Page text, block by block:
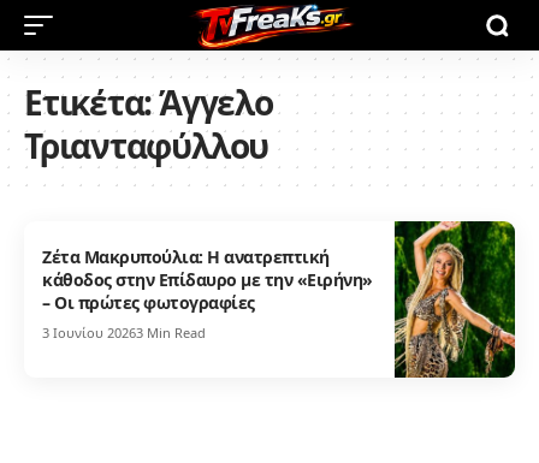
Ετικέτα:Άγγελο
Τριανταφύλλου
Ζέτα Μακρυπούλια: Η ανατρεπτική
κάθοδος στην Επίδαυρο με την «Ειρήνη»
– Οι πρώτες φωτογραφίες
3 Ιουνίου 20263 Min Read